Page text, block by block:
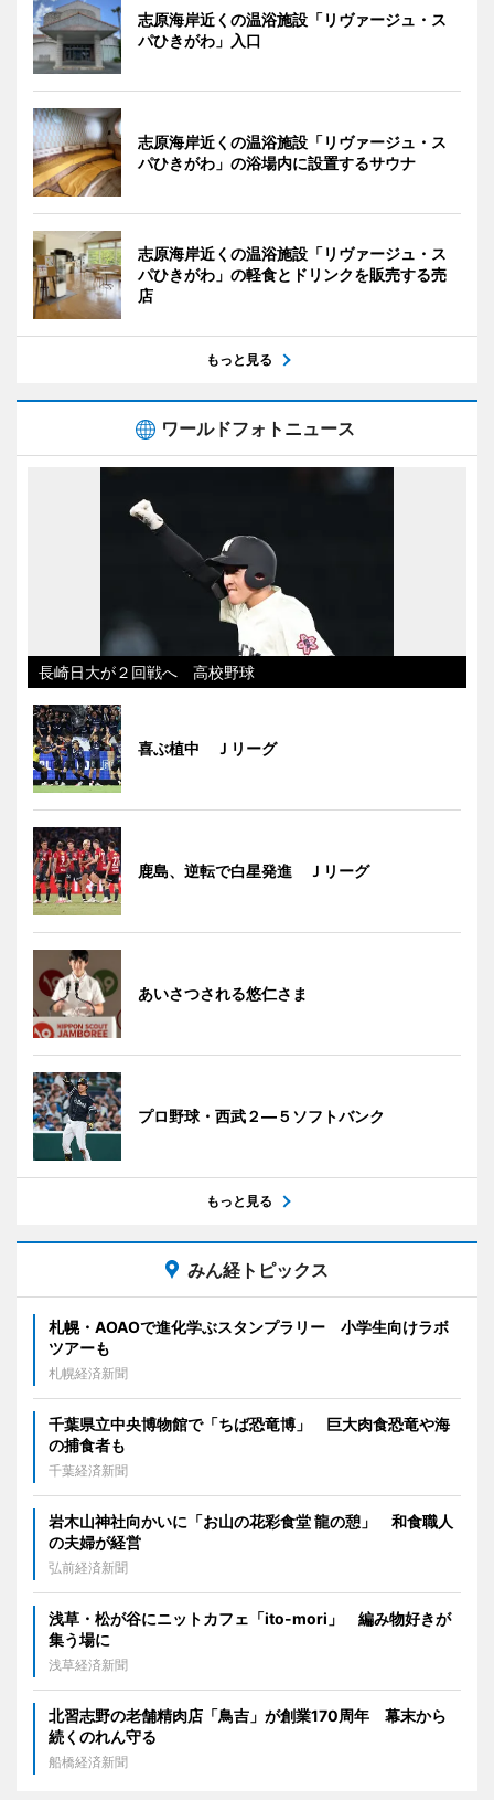
志原海岸近くの温浴施設「リヴァージュ・ス
パひきがわ」入口
志原海岸近くの温浴施設「リヴァージュ・ス
パひきがわ」の浴場内に設置するサウナ
志原海岸近くの温浴施設「リヴァージュ・ス
パひきがわ」の軽食とドリンクを販売する売
店
もっと見る
ワールドフォトニュース
長崎日大が２回戦へ 高校野球
喜ぶ植中 Ｊリーグ
鹿島、逆転で白星発進 Ｊリーグ
あいさつされる悠仁さま
プロ野球・西武２―５ソフトバンク
もっと見る
みん経トピックス
札幌・AOAOで進化学ぶスタンプラリー 小学生向けラボ
ツアーも
札幌経済新聞
千葉県立中央博物館で「ちば恐竜博」 巨大肉食恐竜や海
の捕食者も
千葉経済新聞
岩木山神社向かいに「お山の花彩食堂 龍の憩」 和食職人
の夫婦が経営
弘前経済新聞
浅草・松が谷にニットカフェ「ito-mori」 編み物好きが
集う場に
浅草経済新聞
北習志野の老舗精肉店「鳥吉」が創業170周年 幕末から
続くのれん守る
船橋経済新聞